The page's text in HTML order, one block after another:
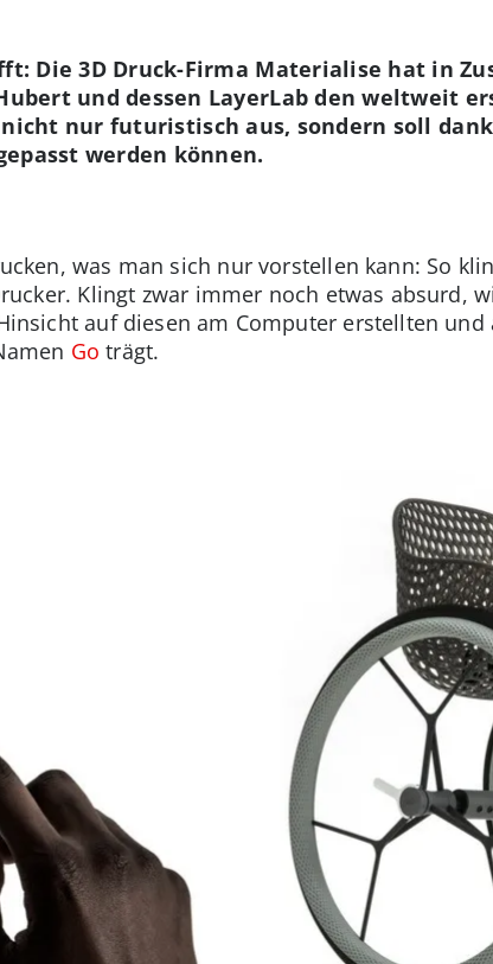
Die 3D Druck-Firma Materialise hat in
und dessen LayerLab den weltweit
nur futuristisch aus, sondern soll
werden können.
was man sich nur vorstellen kann: So
Klingt zwar immer noch etwas absurd,
auf diesen am Computer erstellten
Go trägt.